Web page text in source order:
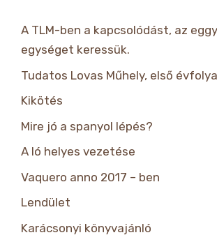
A TLM-ben a kapcsolódást, az
egységet keressük.
Tudatos Lovas Műhely, első
Kikötés
Mire jó a spanyol lépés?
A ló helyes vezetése
Vaquero anno 2017 – ben
Lendület
Karácsonyi könyvajánló